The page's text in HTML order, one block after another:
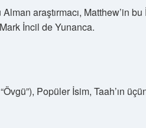
araştırmacı, Matthew’in bu
İncil de Yunanca.